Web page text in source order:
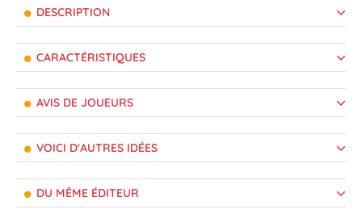
DESCRIPTION
CARACTÉRISTIQUES
AVIS DE JOUEURS
VOICI D'AUTRES IDÉES
DU MÊME ÉDITEUR